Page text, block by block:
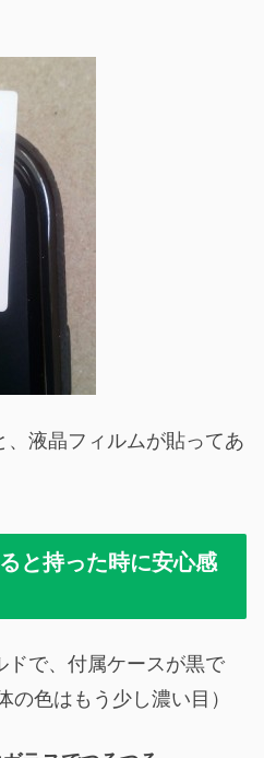
液晶フィルムが貼ってあ
と持った時に安心感
ドで、付属ケースが黒で
の色はもう少し濃い目）